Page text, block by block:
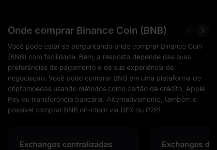
Onde comprar Binance Coin (BNB)
Você pode estar se perguntando onde comprar Binance Coin
(BNB) com facilidade. Bem, a resposta depende das suas
preferências de pagamento e da sua experiência de
negociação. Você pode comprar BNB em uma plataforma de
criptomoedas usando métodos como cartão de crédito, Apple
Pay ou transferência bancária. Alternativamente, também é
possível comprar BNB on-chain via DEX ou P2P!
Exchanges centralizadas
Exchanges